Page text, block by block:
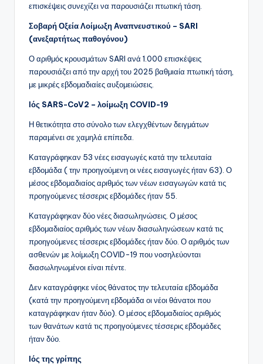
επισκέψεις συνεχίζει να παρουσιάζει πτωτική τάση.
Σοβαρή Οξεία Λοίμωξη Αναπνευστικού – SARI
(ανεξαρτήτως παθογόνου)
Ο αριθμός κρουσμάτων SARI ανά 1.000 επισκέψεις
παρουσιάζει από την αρχή του 2025 βαθμιαία πτωτική τάση,
με μικρές εβδομαδιαίες αυξομειώσεις.
Ιός SARS-CoV2 – λοίμωξη COVID-19
Η θετικότητα στο σύνολο των ελεγχθέντων δειγμάτων
παραμένει σε χαμηλά επίπεδα.
Καταγράφηκαν 53 νέες εισαγωγές κατά την τελευταία
εβδομάδα ( την προηγούμενη οι νέες εισαγωγές ήταν 63). Ο
μέσος εβδομαδιαίος αριθμός των νέων εισαγωγών κατά τις
προηγούμενες τέσσερις εβδομάδες ήταν 55.
Καταγράφηκαν δύο νέες διασωληνώσεις. Ο μέσος
εβδομαδιαίος αριθμός των νέων διασωληνώσεων κατά τις
προηγούμενες τέσσερις εβδομάδες ήταν δύο. Ο αριθμός των
ασθενών με λοίμωξη COVID-19 που νοσηλεύονται
διασωληνωμένοι είναι πέντε.
Δεν καταγράφηκε νέος θάνατος την τελευταία εβδομάδα
(κατά την προηγούμενη εβδομάδα οι νέοι θάνατοι που
καταγράφηκαν ήταν δύο). Ο μέσος εβδομαδιαίος αριθμός
των θανάτων κατά τις προηγούμενες τέσσερις εβδομάδες
ήταν δύο.
Ιός της γρίπης